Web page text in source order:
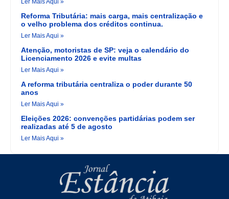
Ler Mais Aqui »
Reforma Tributária: mais carga, mais centralização e
o velho problema dos créditos continua.
Ler Mais Aqui »
Atenção, motoristas de SP: veja o calendário do
Licenciamento 2026 e evite multas
Ler Mais Aqui »
A reforma tributária centraliza o poder durante 50
anos
Ler Mais Aqui »
Eleições 2026: convenções partidárias podem ser
realizadas até 5 de agosto
Ler Mais Aqui »